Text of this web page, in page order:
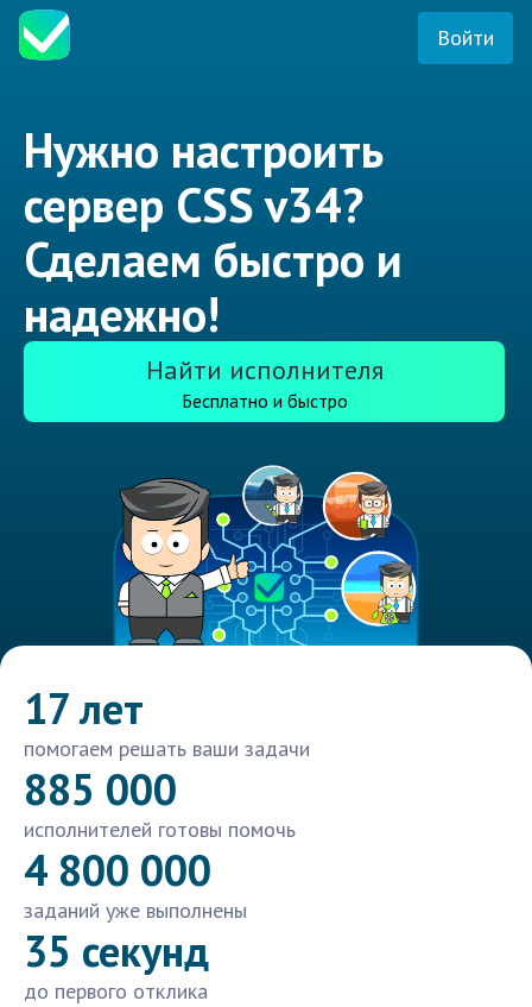
Войти
Нужно настроить
сервер CSS v34?
Сделаем быстро и
надежно!
Найти исполнителя
Бесплатно и быстро
17 лет
помогаем решать ваши задачи
885 000
исполнителей готовы помочь
4 800 000
заданий уже выполнены
35 секунд
до первого отклика